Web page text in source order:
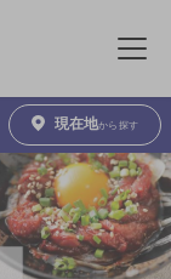
メニュ
現在地から探す